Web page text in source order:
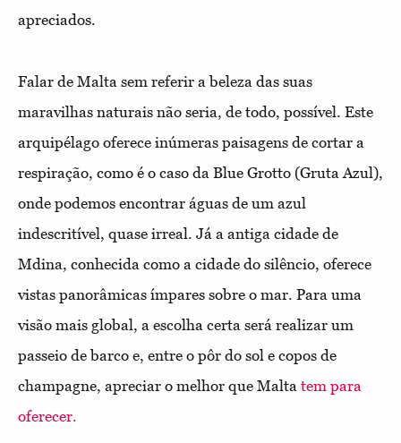
apreciados.
Falar de Malta sem referir a beleza das suas
maravilhas naturais não seria, de todo, possível. Este
arquipélago oferece inúmeras paisagens de cortar a
respiração, como é o caso da Blue Grotto (Gruta Azul),
onde podemos encontrar águas de um azul
indescritível, quase irreal. Já a antiga cidade de
Mdina, conhecida como a cidade do silêncio, oferece
vistas panorâmicas ímpares sobre o mar. Para uma
visão mais global, a escolha certa será realizar um
passeio de barco e, entre o pôr do sol e copos de
champagne, apreciar o melhor que Malta tem para
oferecer.